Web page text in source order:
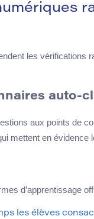
les vérifications
auto-
aux points de
mettent en
d’apprentissage
les élèves